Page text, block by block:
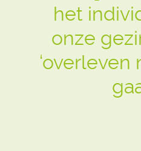
het
onze
‘overleven